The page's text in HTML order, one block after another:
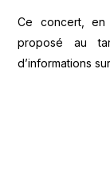
Ce concert, en
proposé au
d’informations